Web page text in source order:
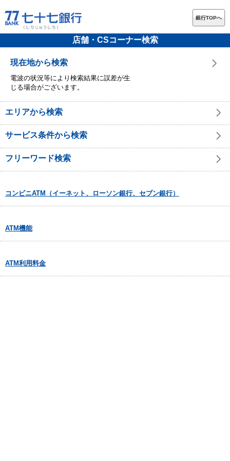
銀行TOPへ
店舗・CSコーナー検索
現在地から検索
電波の状況等により検索結果に誤差が生
じる場合がございます。
エリアから検索
サービス条件から検索
フリーワード検索
コンビニATM（イーネット、ローソン銀行、セブン銀行）
ATM機能
ATM利用料金